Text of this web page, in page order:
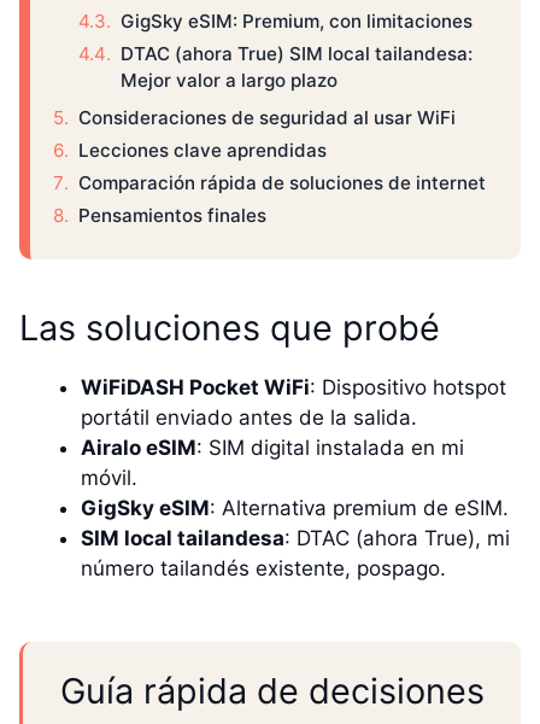
GigSky eSIM: Premium, con limitaciones
DTAC (ahora True) SIM local tailandesa:
Mejor valor a largo plazo
Consideraciones de seguridad al usar WiFi
Lecciones clave aprendidas
Comparación rápida de soluciones de internet
Pensamientos finales
Las soluciones que probé
WiFiDASH Pocket WiFi: Dispositivo hotspot
portátil enviado antes de la salida.
Airalo eSIM: SIM digital instalada en mi
móvil.
GigSky eSIM: Alternativa premium de eSIM.
SIM local tailandesa: DTAC (ahora True), mi
número tailandés existente, pospago.
Guía rápida de decisiones